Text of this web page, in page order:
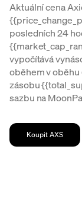
Aktuální cena
posledních 24
vypočítává
oběhem v
zásobu
sazbu na
Koupit AXS